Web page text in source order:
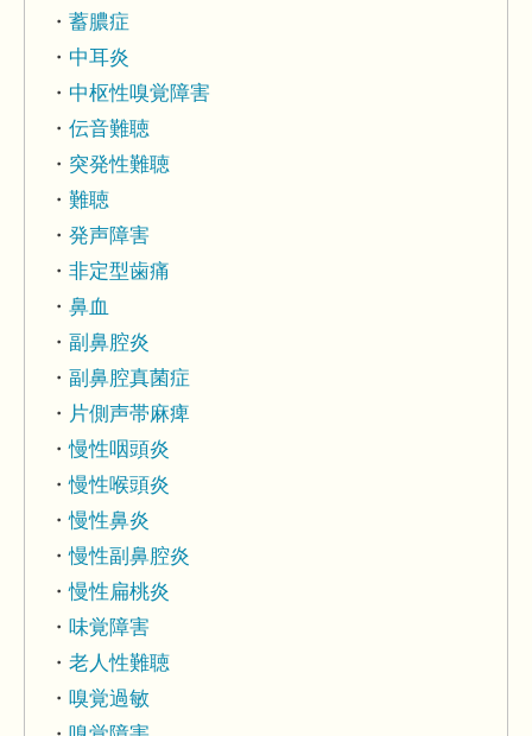
蓄膿症
中耳炎
中枢性嗅覚障害
伝音難聴
突発性難聴
難聴
発声障害
非定型歯痛
鼻血
副鼻腔炎
副鼻腔真菌症
片側声帯麻痺
慢性咽頭炎
慢性喉頭炎
慢性鼻炎
慢性副鼻腔炎
慢性扁桃炎
味覚障害
老人性難聴
嗅覚過敏